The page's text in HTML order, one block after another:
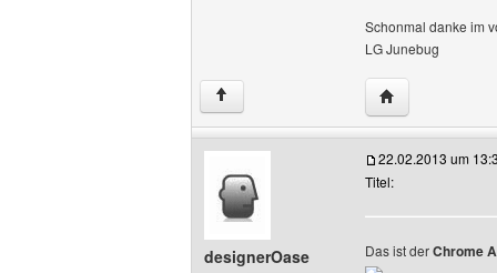
Schonmal danke im
LG Junebug
↑ Website dieses
designerOase
22.02.2013 um
Titel:
Das ist derChrome